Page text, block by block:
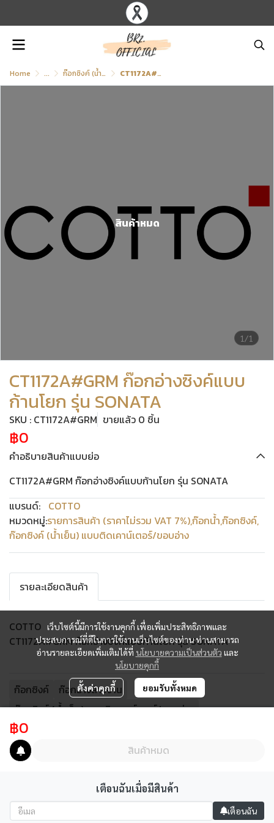
Home ... ก๊อกซิงค์ (น้ำเย็น) แบบติดเคาน์เตอร์/ขอบอ่าง CT1172A#GRM ก๊อกอ่างซิงค์แบบก้านโยก รุ่น SONATA
1/1
สินค้าหมด
CT1172A#GRM ก๊อกอ่างซิงค์แบบ
ก้านโยก รุ่น SONATA
SKU : CT1172A#GRM ขายแล้ว 0 ชิ้น
฿0
คำอธิบายสินค้าแบบย่อ
CT1172A#GRM ก๊อกอ่างซิงค์แบบก้านโยก รุ่น SONATA
แบรนด์: COTTO
หมวดหมู่:รายการสินค้า (ราคาไม่รวม VAT 7%),ก๊อกน้ำ,ก๊อกซิงค์,
ก๊อกซิงค์ (น้ำเย็น) แบบติดเคาน์เตอร์/ขอบอ่าง
รายละเอียดสินค้า
COTTO
CT1172A#GRM ก๊อกอ่างซิงค์แบบก้านโยก รุ่น SONATA
ก๊อกซิงค์
ก๊อกอ่างล้างจาน
ก๊อกซิงค์ (น้ำเย็น) แบบติดเคาน์เตอร์/ขอบอ่าง
ก๊อกซิงค์ (น้ำเย็น) แบบติดเคาน์เตอร์/ขอบอ่าง สีทอง
฿0
สินค้าหมด
เตือนฉันเมื่อมีสินค้า
เตือนฉัน
เว็บไซต์นี้มีการใช้งานคุกกี้ เพื่อเพิ่มประสิทธิภาพและ
ประสบการณ์ที่ดีในการใช้งานเว็บไซต์ของท่าน ท่านสามารถ
อ่านรายละเอียดเพิ่มเติมได้ที่ นโยบายความเป็นส่วนตัว และ
นโยบายคุกกี้
ตั้งค่าคุกกี้ ยอมรับทั้งหมด